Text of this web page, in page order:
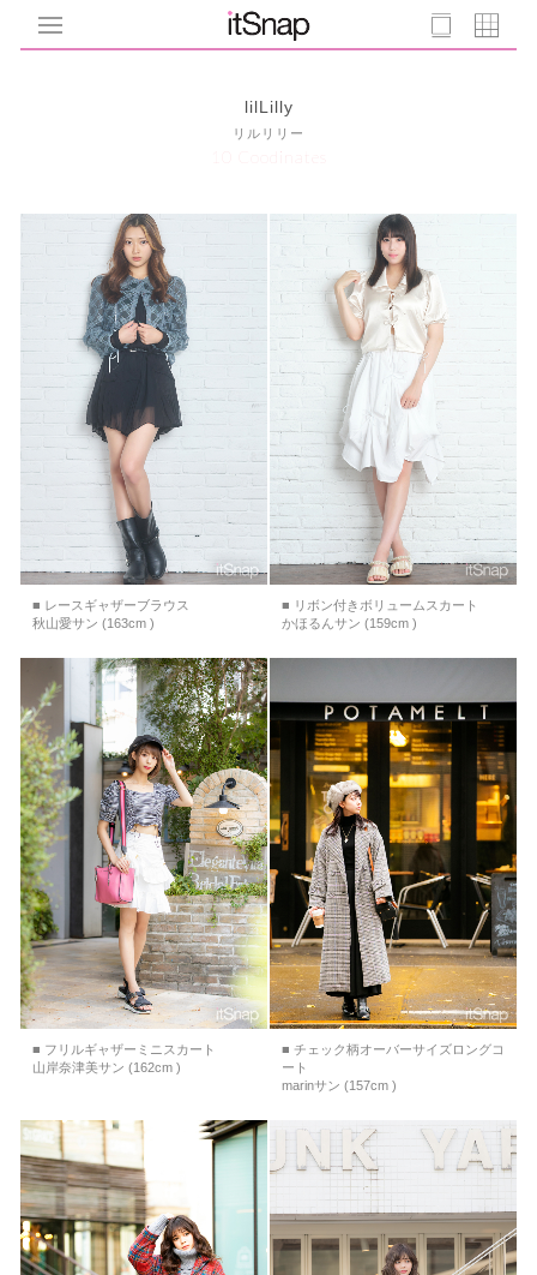
lilLilly
リルリリー
10 Coodinates
■ レースギャザーブラウス
秋山愛サン (163cm )
■ リボン付きボリュームスカート
かほるんサン (159cm )
■ フリルギャザーミニスカート
山岸奈津美サン (162cm )
■ チェック柄オーバーサイズロングコ
ート
marinサン (157cm )